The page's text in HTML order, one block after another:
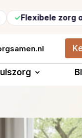
zorg op maat